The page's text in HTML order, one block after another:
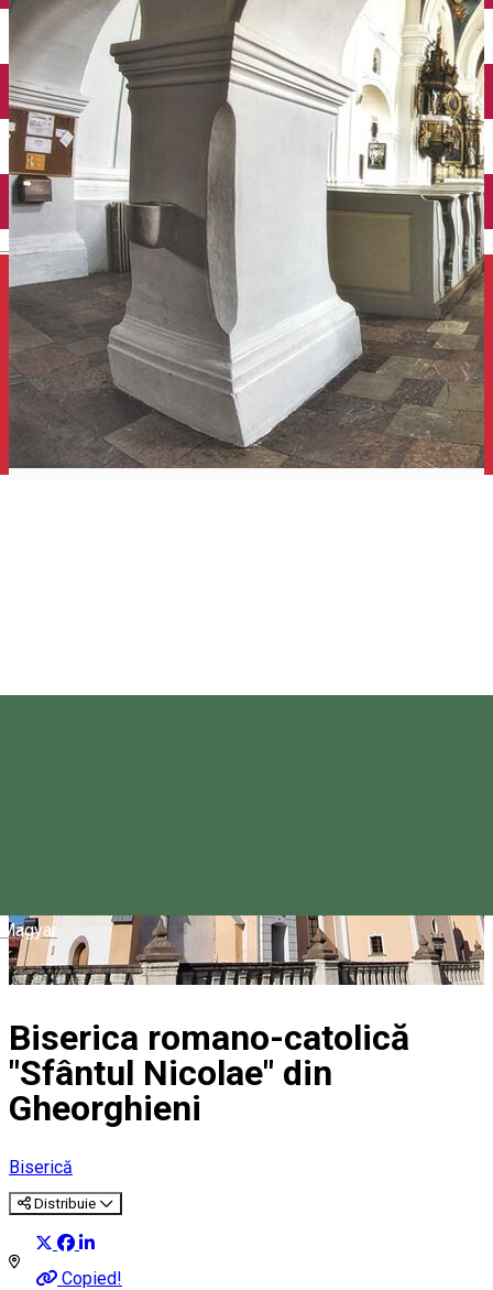
English
Magyar
Închirieri auto
Închirieri de biciclete
Biserica romano-catolică
"Sfântul Nicolae" din
Gheorghieni
Biserică
Distribuie
Copied!